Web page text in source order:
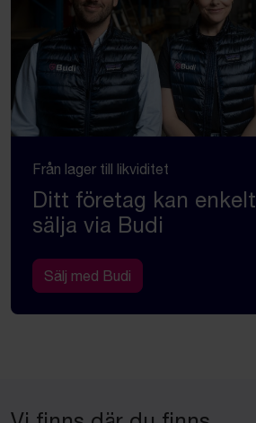
Från lager till likviditet
Ditt företag kan enkelt
sälja via Budi
Sälj med Budi